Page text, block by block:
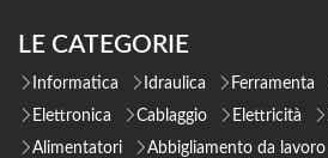
LE CATEGORIE
Informatica Idraulica Ferramenta
Elettronica
Cablaggio Elettricità
Alimentatori
Abbigliamento da lavoro